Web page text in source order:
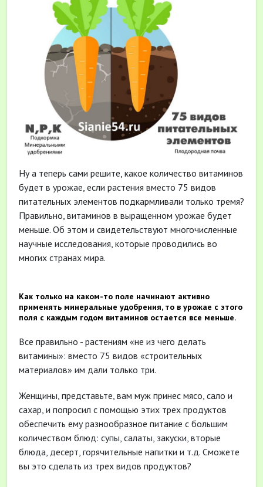
Ну а теперь сами решите, какое количество витаминов
будет в урожае, если растения вместо 75 видов
питательных элементов подкармливали только тремя?
Правильно, витаминов в выращенном урожае будет
меньше. Об этом и свидетельствуют многочисленные
научные исследования, которые проводились во
многих странах мира.
Как только на каком-то поле начинают активно
применять минеральные удобрения, то в урожае с этого
поля с каждым годом витаминов остается все меньше.
Все правильно - растениям «не из чего делать
витамины»: вместо 75 видов «строительных
материалов» им дали только три.
Женщины, представьте, вам муж принес мясо, сало и
сахар, и попросил с помощью этих трех продуктов
обеспечить ему разнообразное питание с большим
количеством блюд: супы, салаты, закуски, вторые
блюда, десерт, горячительные напитки и т.д. Сможете
вы это сделать из трех видов продуктов?